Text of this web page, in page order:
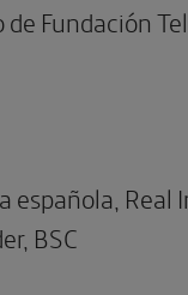
Fundación
Real
BSC